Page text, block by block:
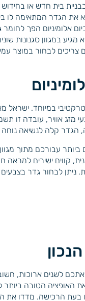
בית חדש או
את הגדר המתאימה לו
אלומיניום הפך
מגיע במגוון סגנונות
לבחור במוצר
במיוחד. ישראל
מזג אוויר, עובדה זו
הגדר קלה לנשיאה
עבורכם מתוך מגוון
קווים ישירים למראה
ניתן לבחור גדר
לשנים ארוכות, חשוב
הטובה ביותר
הרכישה. מדדו את